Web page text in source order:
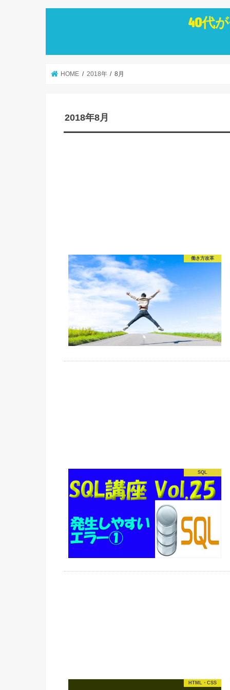
40代
HOME 2018年 8月
2018年8月
働き方改革
SQL
HTML・CSS